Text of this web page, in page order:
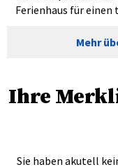
Ferienhaus für
Mehr
Ihre
Sie haben akutell